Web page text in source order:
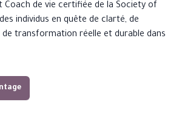
Coach de vie certifiée de la Society of
individus en quête de clarté, de
transformation réelle et durable dans